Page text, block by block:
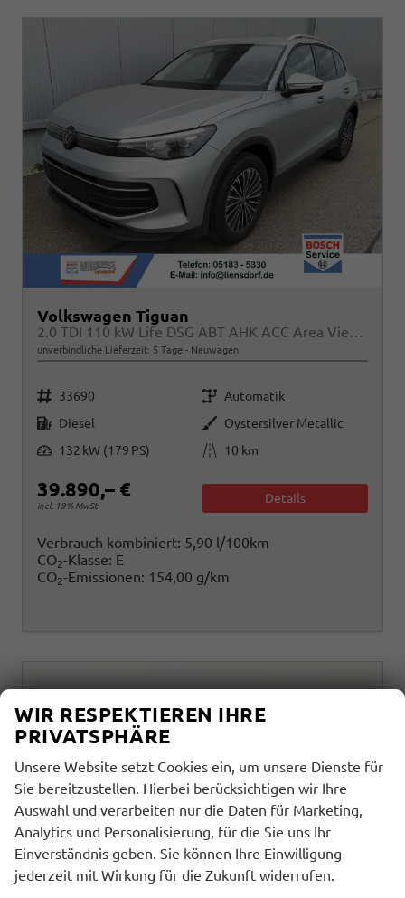
Volkswagen Tiguan
2.0 TDI 110 kW Life DSG ABT AHK ACC Area View Travel
unverbindliche Lieferzeit: 5 Tage Neuwagen
Fahrzeugnr. 33690 Getriebe Automatik
Kraftstoff Diesel Außenfarbe Oystersilver Metallic
Leistung
132 kW (179 PS) Kilometerstand 10 km
39.890,– €
incl. 19% MwSt.
Details
Verbrauch kombiniert: 5,90 l/100km
CO2-Klasse: E
CO2-Emissionen: 154,00 g/km
WIR RESPEKTIEREN IHRE
PRIVATSPHÄRE
Unsere Website setzt Cookies ein, um unsere Dienste für
Sie bereitzustellen. Hierbei berücksichtigen wir Ihre
Auswahl und verarbeiten nur die Daten für Marketing,
Analytics und Personalisierung, für die Sie uns Ihr
Einverständnis geben. Sie können Ihre Einwilligung
jederzeit mit Wirkung für die Zukunft widerrufen.